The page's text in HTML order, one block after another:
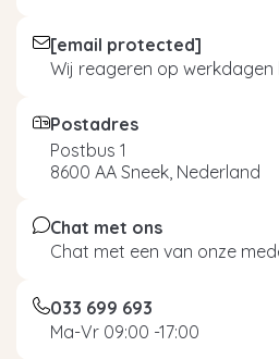
[email protected]
Wij reageren op werkdagen
Postadres
Postbus 1
8600 AA Sneek, Nederland
Chat met ons
Chat met een van onze
033 699 693
Ma-Vr 09:00 -17:00